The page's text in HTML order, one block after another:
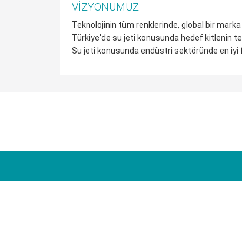
VIZYONUMUZ
Teknolojinin tüm renklerinde, global bir marka
Türkiye'de su jeti konusunda hedef kitlenin
Su jeti konusunda endüstri sektöründe en iyi